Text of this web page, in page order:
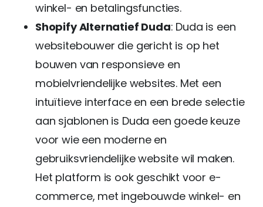
winkel- en betalingsfuncties.
Shopify Alternatief Duda: Duda is een
websitebouwer die gericht is op het
bouwen van responsieve en
mobielvriendelijke websites. Met een
intuïtieve interface en een brede selectie
aan sjablonen is Duda een goede keuze
voor wie een moderne en
gebruiksvriendelijke website wil maken.
Het platform is ook geschikt voor e-
commerce, met ingebouwde winkel- en